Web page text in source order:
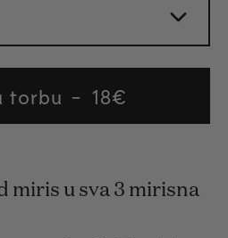
torbu
Regular
price
18€
miris u sva 3 mirisna